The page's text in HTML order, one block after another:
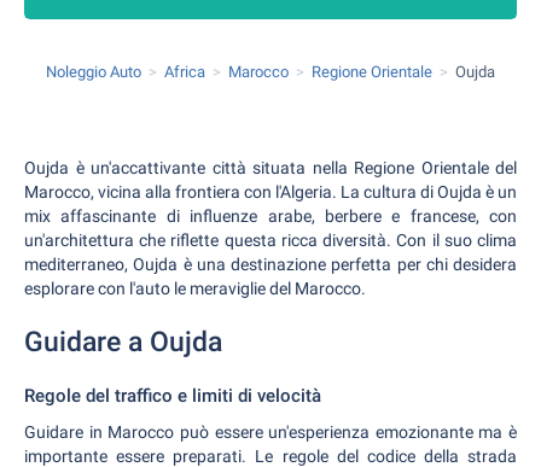
Noleggio Auto Africa Marocco Regione Orientale Oujda
Oujda è un'accattivante città situata nella Regione Orientale del
Marocco, vicina alla frontiera con l'Algeria. La cultura di Oujda è un
mix affascinante di influenze arabe, berbere e francese, con
un'architettura che riflette questa ricca diversità. Con il suo clima
mediterraneo, Oujda è una destinazione perfetta per chi desidera
esplorare con l'auto le meraviglie del Marocco.
Guidare a Oujda
Regole del traffico e limiti di velocità
Guidare in Marocco può essere un'esperienza emozionante ma è
importante essere preparati. Le regole del codice della strada